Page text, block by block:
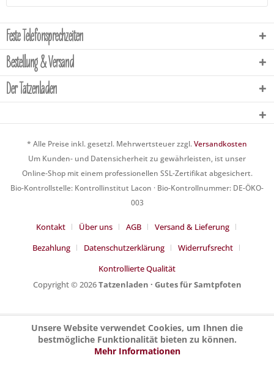
Feste Telefonsprechzeiten
Bestellung & Versand
Der Tatzenladen
* Alle Preise inkl. gesetzl. Mehrwertsteuer zzgl.Versandkosten
Um Kunden- und Datensicherheit zu gewährleisten, ist unser
Online-Shop mit einem professionellen SSL-Zertifikat abgesichert.
Bio-Kontrollstelle: Kontrollinstitut Lacon · Bio-Kontrollnummer: DE-ÖKO-
003
Kontakt Über uns AGB
Versand & Lieferung
Bezahlung
Datenschutzerklärung
Widerrufsrecht
Kontrollierte Qualität
Copyright © 2026Tatzenladen · Gutes für Samtpfoten
Unsere Website verwendet Cookies, um Ihnen die
bestmögliche Funktionalität bieten zu können.
Mehr Informationen